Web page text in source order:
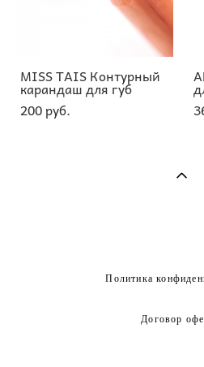
MISS TAIS Контурный
карандаш для губ
200 pуб.
Политика
Договор